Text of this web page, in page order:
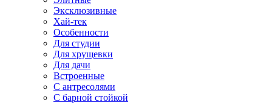
Эксклюзивные
Хай-тек
Особенности
Для студии
Для хрущевки
Для дачи
Встроенные
С антресолями
С барной стойкой